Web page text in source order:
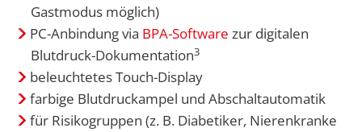
Gastmodus möglich)
PC-Anbindung via BPA-Software zur digitalen
Blutdruck-Dokumentation3
beleuchtetes Touch-Display
farbige Blutdruckampel und Abschaltautomatik
für Risikogruppen (z. B. Diabetiker, Nierenkranke